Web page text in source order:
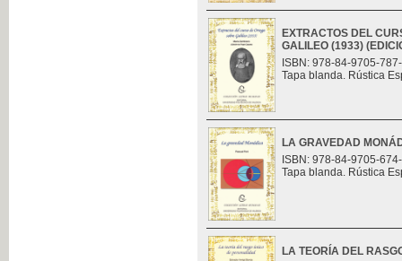
EXTRACTOS DEL
GALILEO (1933)
ISBN: 978-84-9705-
Tapa blanda. Rústica
LA GRAVEDAD
ISBN: 978-84-9705-
Tapa blanda. Rústica
LA TEORÍA DEL